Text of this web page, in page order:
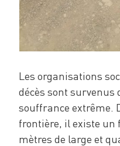
Les organisations
décès sont survenus
souffrance extrême.
frontière, il existe un
mètres de large et